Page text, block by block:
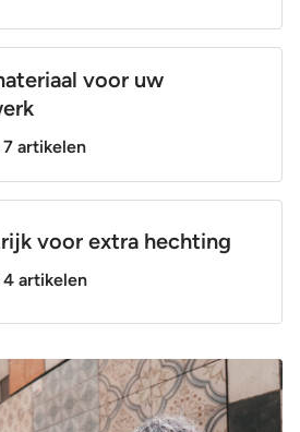
voor uw
artikelen
voor extra hechting
4 artikelen